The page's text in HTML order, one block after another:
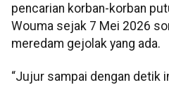
pencarian korban-korban
Wouma sejak 7 Mei 2026
meredam gejolak yang ada.
“Jujur sampai dengan detik